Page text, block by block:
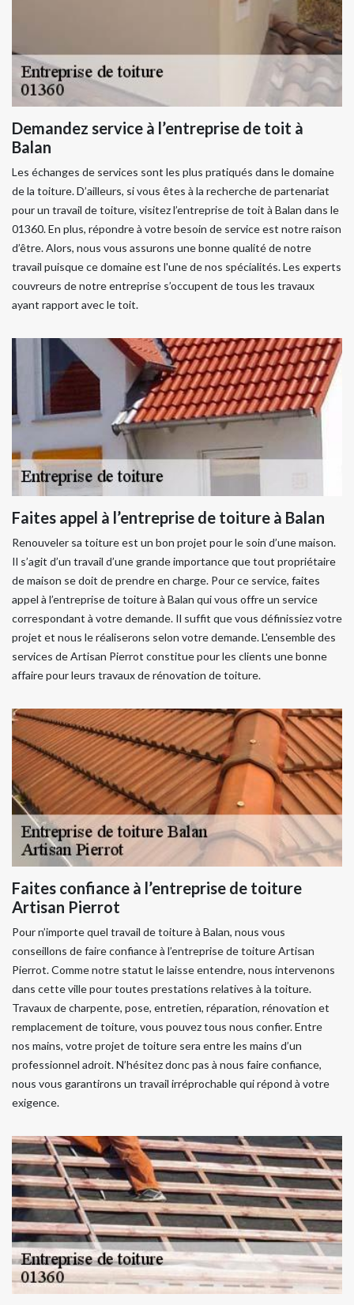
Demandez service à l’entreprise de toit à
Balan
Les échanges de services sont les plus pratiqués dans le domaine
de la toiture. D’ailleurs, si vous êtes à la recherche de partenariat
pour un travail de toiture, visitez l’entreprise de toit à Balan dans le
01360. En plus, répondre à votre besoin de service est notre raison
d’être. Alors, nous vous assurons une bonne qualité de notre
travail puisque ce domaine est l'une de nos spécialités. Les experts
couvreurs de notre entreprise s’occupent de tous les travaux
ayant rapport avec le toit.
Faites appel à l’entreprise de toiture à Balan
Renouveler sa toiture est un bon projet pour le soin d’une maison.
Il s’agit d’un travail d’une grande importance que tout propriétaire
de maison se doit de prendre en charge. Pour ce service, faites
appel à l’entreprise de toiture à Balan qui vous offre un service
correspondant à votre demande. Il suffit que vous définissiez votre
projet et nous le réaliserons selon votre demande. L'ensemble des
services de Artisan Pierrot constitue pour les clients une bonne
affaire pour leurs travaux de rénovation de toiture.
Faites confiance à l’entreprise de toiture
Artisan Pierrot
Pour n’importe quel travail de toiture à Balan, nous vous
conseillons de faire confiance à l’entreprise de toiture Artisan
Pierrot. Comme notre statut le laisse entendre, nous intervenons
dans cette ville pour toutes prestations relatives à la toiture.
Travaux de charpente, pose, entretien, réparation, rénovation et
remplacement de toiture, vous pouvez tous nous confier. Entre
nos mains, votre projet de toiture sera entre les mains d’un
professionnel adroit. N’hésitez donc pas à nous faire confiance,
nous vous garantirons un travail irréprochable qui répond à votre
exigence.